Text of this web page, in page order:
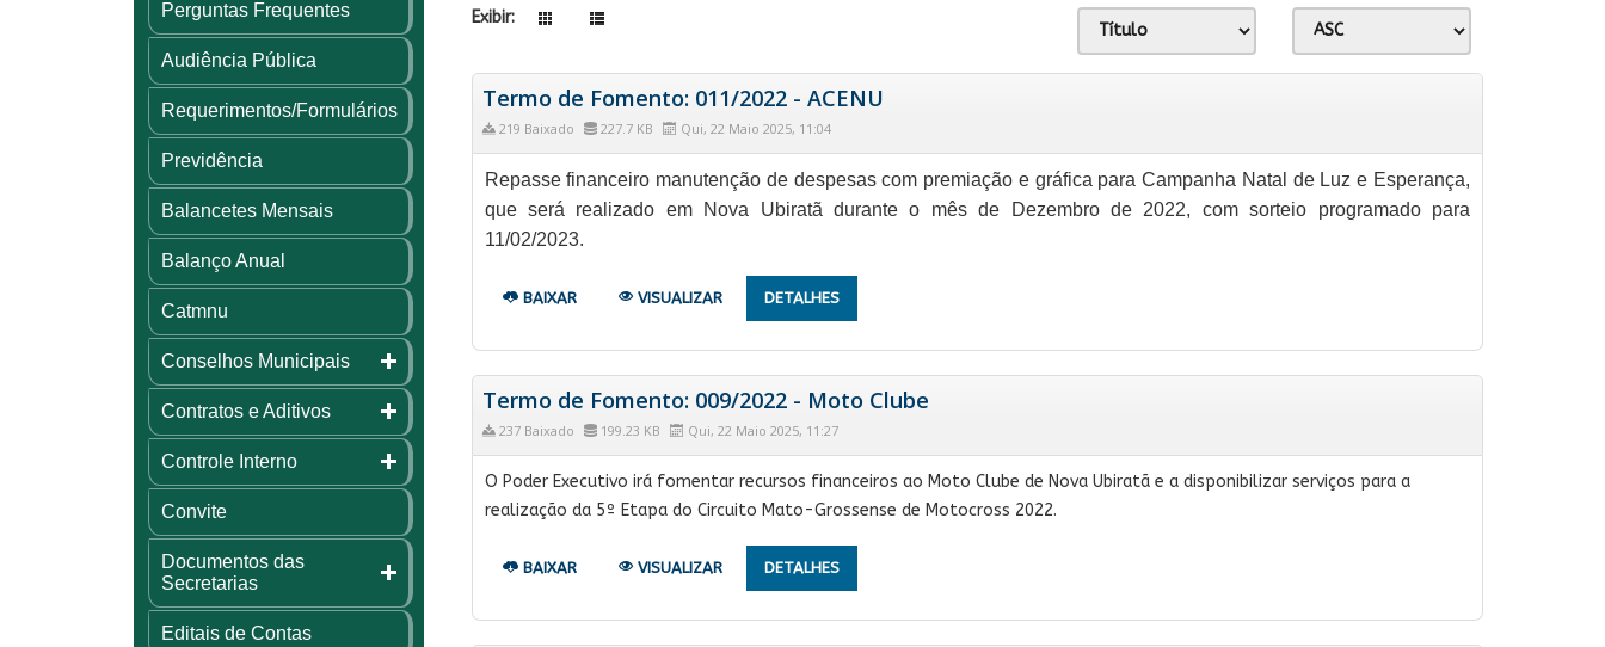
Perguntas Frequentes
Audiência Pública
Requerimentos/Formulários
Previdência
Balancetes Mensais
Balanço Anual
Catmnu
Conselhos Municipais
Contratos e Aditivos
Controle Interno
Convite
Documentos das
Secretarias
Editais de Contas
Exibir:
Termo de Fomento: 011/2022 - ACENU
219 Baixado 227.7 KB Qui, 22 Maio 2025, 11:04
Repasse financeiro manutenção de despesas com premiação e gráfica para Campanha Natal de Luz e Esperança,
que será realizado em Nova Ubiratã durante o mês de Dezembro de 2022, com sorteio programado para
11/02/2023.
BAIXAR VISUALIZAR DETALHES
Termo de Fomento: 009/2022 - Moto Clube
237 Baixado 199.23 KB Qui, 22 Maio 2025, 11:27
O Poder Executivo irá fomentar recursos financeiros ao Moto Clube de Nova Ubiratã e a disponibilizar serviços para a
realização da 5º Etapa do Circuito Mato-Grossense de Motocross 2022.
BAIXAR VISUALIZAR DETALHES